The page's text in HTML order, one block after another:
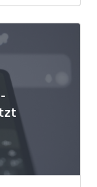
KI-Musik-
Die